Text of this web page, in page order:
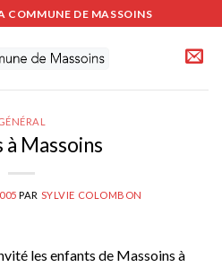
COMMUNE DE MASSOINS
à Massoins
PAR SYLVIE COLOMBON
les enfants de Massoins à